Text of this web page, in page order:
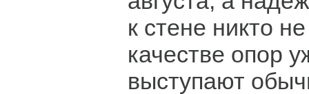
к стене никто
качестве опор
выступают